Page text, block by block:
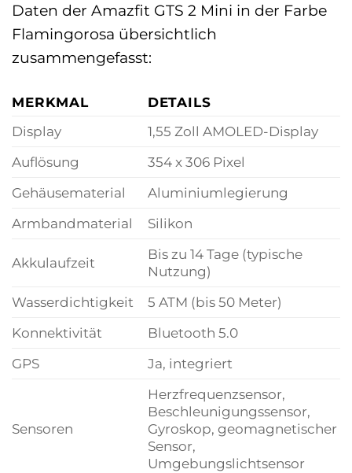
Daten der Amazfit GTS 2 Mini in der Farbe
Flamingorosa übersichtlich
zusammengefasst:
MERKMAL
DETAILS
Display
1,55 Zoll AMOLED-Display
Auflösung
354 x 306 Pixel
Gehäusematerial
Aluminiumlegierung
Armbandmaterial
Silikon
Akkulaufzeit
Bis zu 14 Tage (typische
Nutzung)
Wasserdichtigkeit
5 ATM (bis 50 Meter)
Konnektivität
Bluetooth 5.0
GPS
Ja, integriert
Sensoren
Herzfrequenzsensor,
Beschleunigungssensor,
Gyroskop, geomagnetischer
Sensor,
Umgebungslichtsensor